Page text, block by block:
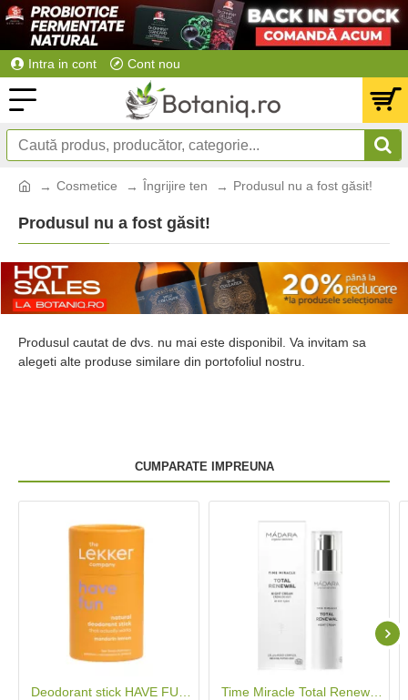
Intra in cont Cont nou
Cosmetice Îngrijire ten Produsul nu a fost găsit!
Produsul nu a fost găsit!
Produsul cautat de dvs. nu mai este disponibil. Va invitam sa
alegeti alte produse similare din portofoliul nostru.
CUMPARATE IMPREUNA